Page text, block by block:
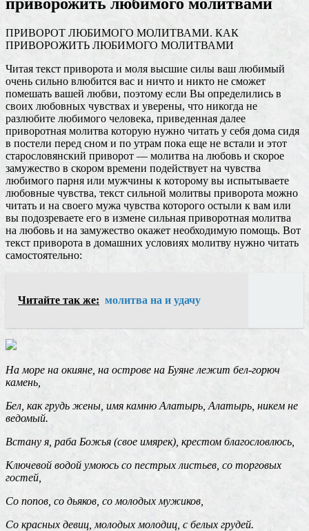
ПРИВОРОТ ЛЮБИМОГО МОЛИТВАМИ. КАК
ПРИВОРОЖИТЬ ЛЮБИМОГО МОЛИТВАМИ
Читая текст приворота и моля высшие силы ваш любимый
очень сильно влюбится вас и ничто и никто не сможет
помешать вашей любви, поэтому если Вы определились в
своих любовных чувствах и уверены, что никогда не
разлюбите любимого человека, приведенная далее
приворотная молитва которую нужно читать у себя дома сидя
в постели перед сном и по утрам пока еще не встали и этот
старословянский приворот — молитва на любовь и скорое
замужество в скором времени подействует на чувства
любимого парня или мужчины к которому вы испытываете
любовные чувства, текст сильной молитвы приворота можно
читать и на своего мужа чувства которого остыли к вам или
вы подозреваете его в измене сильная приворотная молитва
на любовь и на замужество окажет необходимую помощь. Вот
текст приворота в домашних условиях молитву нужно читать
самостоятельно:
Читайте так же: молитва на и удачу
На море на окияне, на острове на Буяне лежит бел-горюч
камень,
Бел, как грудь жены, имя камню Алатырь, Алатырь, никем не
ведомый.
Встану я, раба Божья (свое имярек), крестом благословлюсь,
Ключевой водой умоюсь со пестрых листьев, со торговых
гостей,
Со попов, со дьяков, со молодых мужиков,
Со красных девиц, молодых молодиц, с белых грудей.